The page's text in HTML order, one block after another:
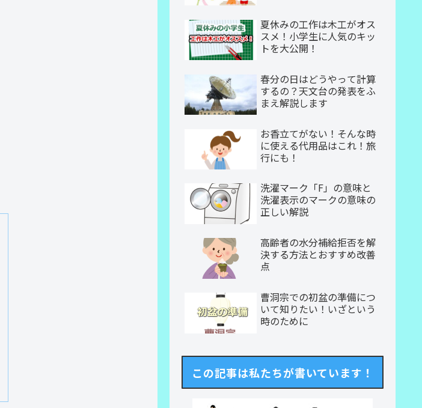
夏休みの工作は木工がオス
スメ！小学生に人気のキッ
トを大公開！
春分の日はどうやって計算
するの？天文台の発表をふ
まえ解説します
お香立てがない！そんな時
に使える代用品はこれ！旅
行にも！
洗濯マーク「F」の意味と
洗濯表示のマークの意味の
正しい解説
高齢者の水分補給拒否を解
決する方法とおすすめ改善
点
曹洞宗での初盆の準備につ
いて知りたい！いざという
時のために
この記事は私たちが書いています！